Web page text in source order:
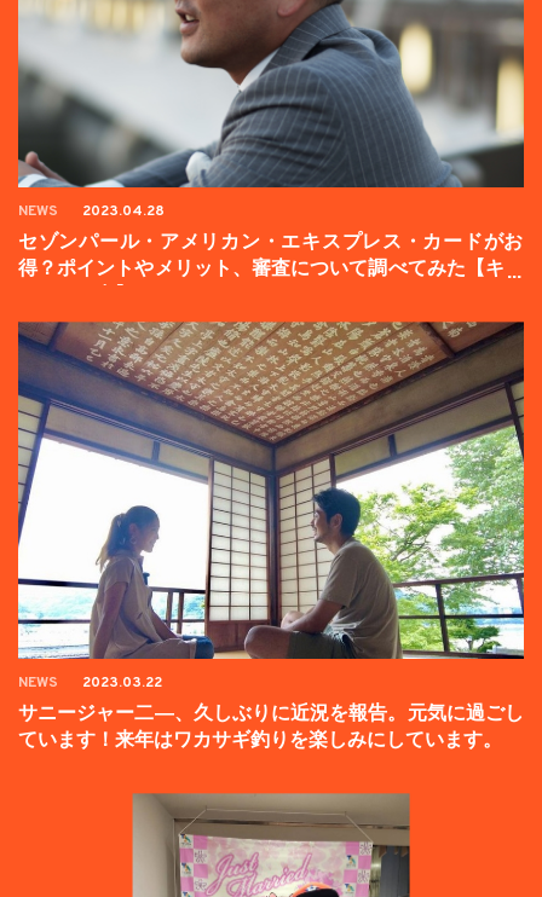
NEWS 2023.04.28
セゾンパール・アメリカン・エキスプレス・カードがお
得？ポイントやメリット、審査について調べてみた【キャ
NEWS 2023.03.22
サニージャー二―、久しぶりに近況を報告。元気に過ごし
ています！来年はワカサギ釣りを楽しみにしています。